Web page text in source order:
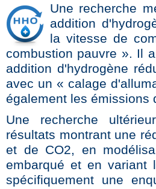
Une recherche
addition
la vitesse de
combustion pauvre ». Il
addition d'hydrogène
avec un « calage
également les émissions
Une recherche
résultats montrant une
et de CO2, en
embarqué et en variant
spécifiquement une